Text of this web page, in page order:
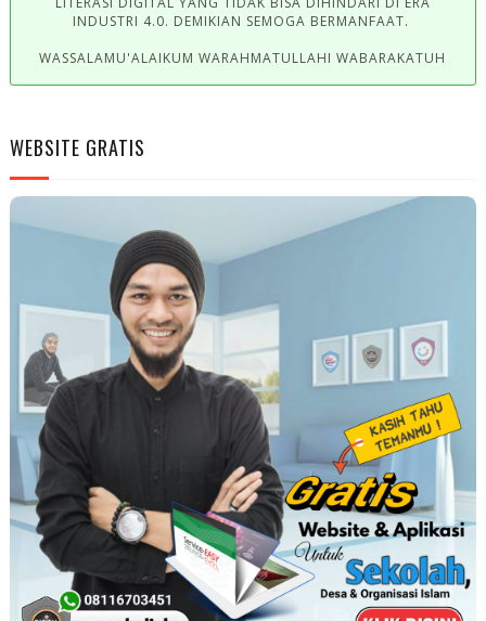
INDUSTRI 4.0. DEMIKIAN SEMOGA BERMANFAAT.
WASSALAMU'ALAIKUM WARAHMATULLAHI WABARAKATUH
WEBSITE GRATIS